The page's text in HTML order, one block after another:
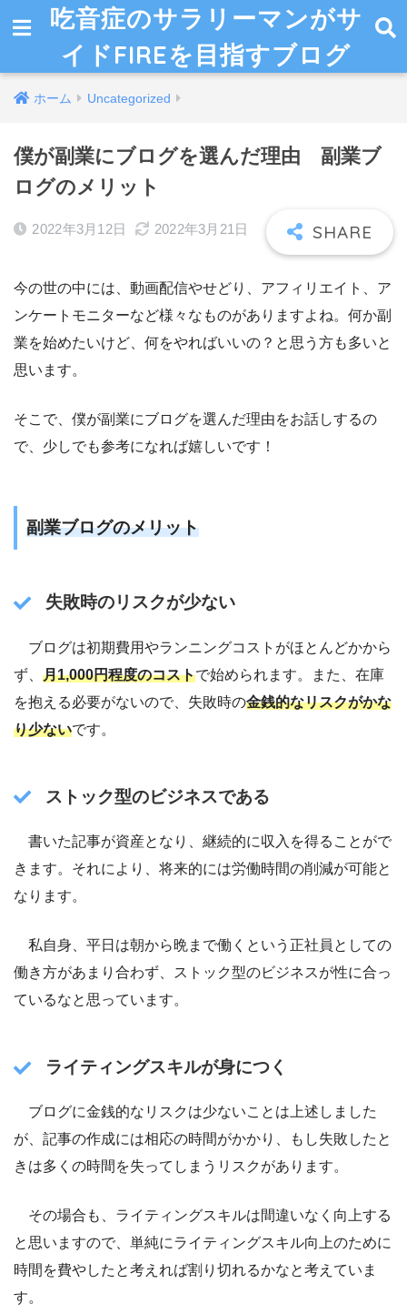
吃音症のサラリーマンがサ
イドFIREを目指すブログ
ホーム Uncategorized
僕が副業にブログを選んだ理由 副業ブ
ログのメリット
2022年3月12日 2022年3月21日
今の世の中には、動画配信やせどり、アフィリエイト、ア
ンケートモニターなど様々なものがありますよね。何か副
業を始めたいけど、何をやればいいの？と思う方も多いと
思います。
そこで、僕が副業にブログを選んだ理由をお話しするの
で、少しでも参考になれば嬉しいです！
副業ブログのメリット
失敗時のリスクが少ない
ブログは初期費用やランニングコストがほとんどかから
ず、 月1,000円程度のコストで始められます。また、在庫
を抱える必要がないので、失敗時の金銭的なリスクがかな
り少ないです。
ストック型のビジネスである
書いた記事が資産となり、継続的に収入を得ることがで
きます。それにより、将来的には労働時間の削減が可能と
なります。
私自身、平日は朝から晩まで働くという正社員としての
働き方があまり合わず、ストック型のビジネスが性に合っ
ているなと思っています。
ライティングスキルが身につく
ブログに金銭的なリスクは少ないことは上述しました
が、記事の作成には相応の時間がかかり、もし失敗したと
きは多くの時間を失ってしまうリスクがあります。
その場合も、ライティングスキルは間違いなく向上する
と思いますので、単純にライティングスキル向上のために
時間を費やしたと考えれば割り切れるかなと考えていま
す。